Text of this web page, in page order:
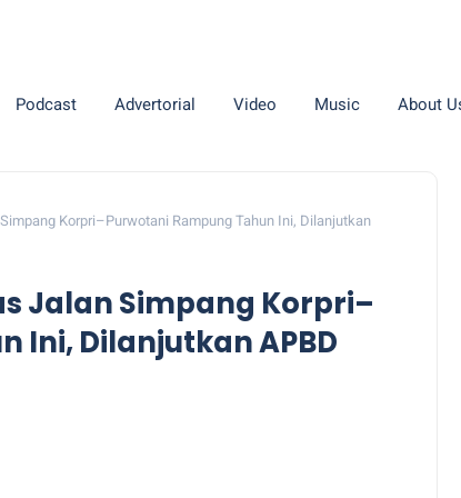
Podcast Advertorial Video Music About
Korpri–Purwotani Rampung Tahun Ini, Dilanjutkan
Jalan Simpang Korpri–
Ini, Dilanjutkan APBD